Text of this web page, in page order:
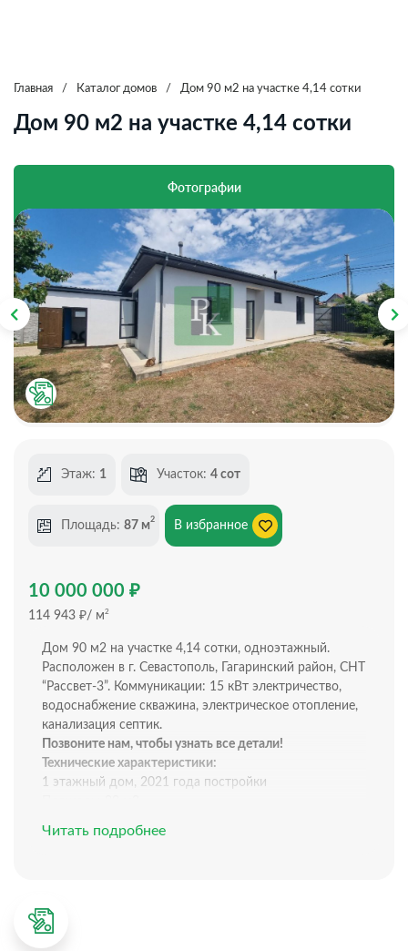
Главная / Каталог домов / Дом 90 м2 на участке 4,14 сотки
Дом 90 м2 на участке 4,14 сотки
Фотографии
Этаж: 1 Участок: 4 сот
Площадь: 87 м2 В избранное
10 000 000 ₽
114 943 ₽/ м2
Дом 90 м2 на участке 4,14 сотки, одноэтажный.
Расположен в г. Севастополь, Гагаринский район, СНТ
“Рассвет-3”. Коммуникации: 15 кВт электричество,
водоснабжение скважина, электрическое отопление,
канализация септик.
Позвоните нам, чтобы узнать все детали!
Технические характеристики:
1 этажный дом, 2021 года постройки
Отопление: электрическое
Интернет: проведен
Забор по всему периметру
Читать подробнее